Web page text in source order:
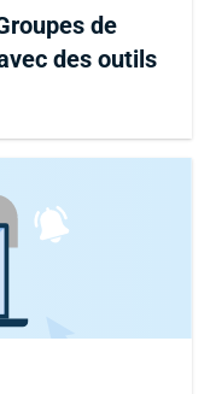
de
des outils